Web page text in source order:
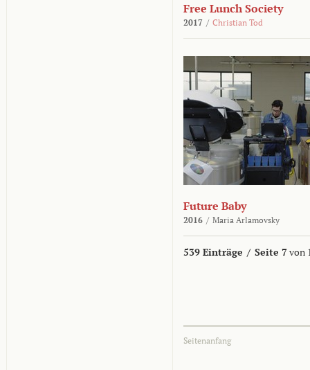
Free Lunch Society
2017 / Christian Tod
Future Baby
2016 / Maria Arlamovsky
539 Einträge / Seite 7von
Seitenanfang